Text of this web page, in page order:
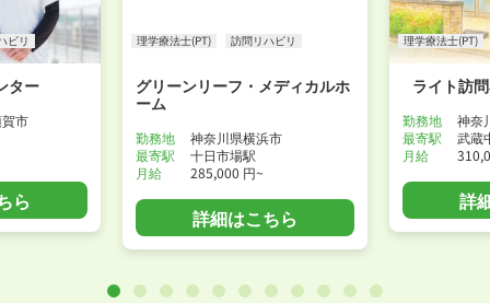
ビリ
ター
市
ら
理学療法士(PT) 訪問リハビリ
グリーンリーフ・メディカルホ
ーム
勤務地
神奈川県横浜市
最寄駅
十日市場駅
月給
285,000 円~
詳細はこちら
理学療法士(PT)
ライト訪
勤務地
神奈
最寄駅
武蔵
月給
詳